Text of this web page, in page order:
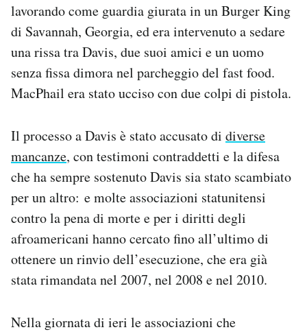
lavorando come guardia giurata in un Burger King
di Savannah, Georgia, ed era intervenuto a sedare
una rissa tra Davis, due suoi amici e un uomo
senza fissa dimora nel parcheggio del fast food.
MacPhail era stato ucciso con due colpi di pistola.
Il processo a Davis è stato accusato di diverse
mancanze, con testimoni contraddetti e la difesa
che ha sempre sostenuto Davis sia stato scambiato
per un altro: e molte associazioni statunitensi
contro la pena di morte e per i diritti degli
afroamericani hanno cercato fino all’ultimo di
ottenere un rinvio dell’esecuzione, che era già
stata rimandata nel 2007, nel 2008 e nel 2010.
Nella giornata di ieri le associazioni che